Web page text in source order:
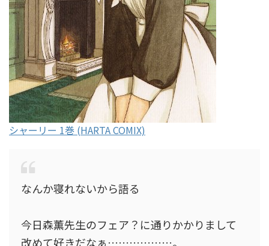
シャーリー 1巻 (HARTA COMIX)
なんか寝れないから語る
今日森薫先生のフェア？に通りかかりまして
改めて好きだなぁ………………。